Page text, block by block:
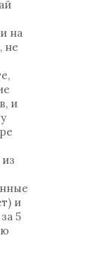
на
не
и
и
5